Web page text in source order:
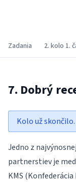
Zadania 2. kolo 1.
7. Dobrý
Kolo už
Jedno z
partnerstiev je
KMS